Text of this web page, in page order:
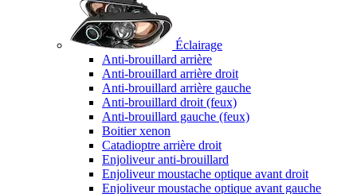
Éclairage
Anti-brouillard arrière
Anti-brouillard arrière droit
Anti-brouillard arrière gauche
Anti-brouillard droit (feux)
Anti-brouillard gauche (feux)
Boitier xenon
Catadioptre arrière droit
Enjoliveur anti-brouillard
Enjoliveur moustache optique avant droit
Enjoliveur moustache optique avant gauche